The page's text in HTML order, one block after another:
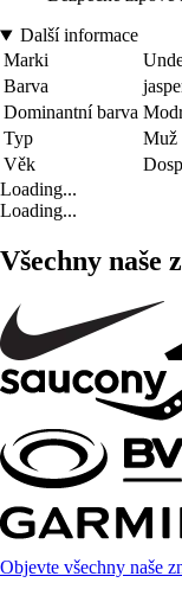
Další informace
Marki
Barva
Dominantní barva
Typ
Muž
Věk
Loading...
Loading...
Všechny naše
Objevte všechny naše